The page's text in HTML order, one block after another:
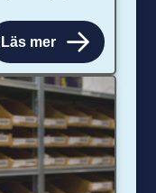
Läs mer